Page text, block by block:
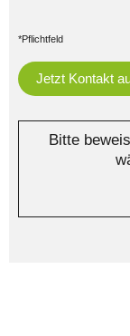
*Pflichtfeld
Bitte